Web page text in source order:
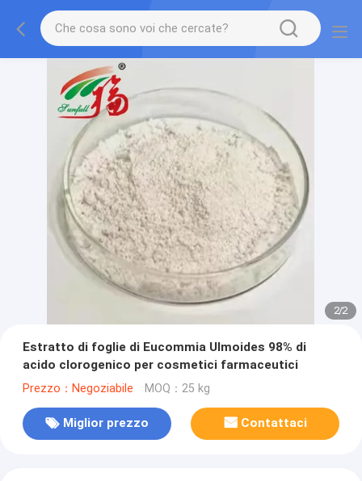
2/2
Estratto di foglie di Eucommia Ulmoides 98% di
acido clorogenico per cosmetici farmaceutici
Prezzo：Negoziabile MOQ：25 kg
Miglior prezzo Contattaci